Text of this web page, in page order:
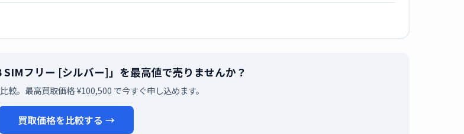
SIMフリー [シルバー]」を最高値で売りませんか？
較。最高買取価格 ¥100,500 で今すぐ申し込めます。
買取価格を比較する →